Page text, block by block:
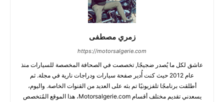
زمري مصطفى
https://motorsalgerie.com
عاشق لكل ما يُصدر ضجيجًا, تخصصت في الصحافة المخصصة للسيارات منذ
عام 2012 حيث كنت أُدير صفحة سيارات ودراجات نارية في مجلة. ثم
أطلقت برنامجًا تلفزيونيًا تم بثه على العديد من القنوات الخاصة. واليوم،
يسعدني تقديم مختلف أقسام Motorsalgerie.com، هذا الموقع المُتخصص